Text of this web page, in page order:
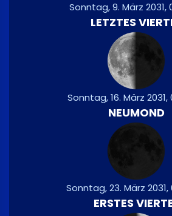
Sonntag, 9. März 2031,
LETZTES
Sonntag, 16. März 2031,
NEUMOND
Sonntag, 23. März 2031,
ERSTES